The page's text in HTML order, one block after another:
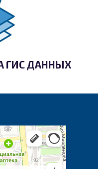
ГИС ДАННЫХ